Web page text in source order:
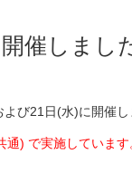
催しまし
び21日(水)に開催し
) で実施しています